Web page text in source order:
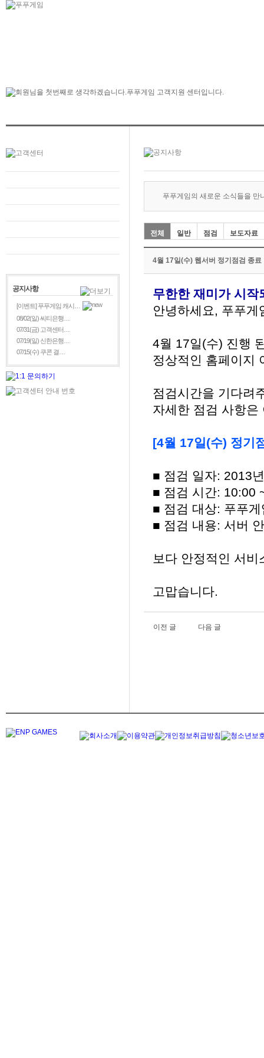
공지사항
[이벤트] 푸푸게임 캐시…
08/02(일) 씨티은행…
07/31(금) 고객센터…
07/19(일) 신한은행…
07/15(수) 쿠콘 결…
푸푸게임의 새로운 소식들을 만
전체 일반 점검 보도자료
4월 17일(수) 웹서버 정기점검 종료
무한한 재미가 시
안녕하세요, 푸푸
4월 17일(수) 진행
정상적인 홈페이지
점검시간을 기다려
자세한 점검 사항
[4월 17일(수) 정기
■ 점검 일자: 2013
■ 점검 시간: 10:00
■ 점검 대상: 푸푸
■ 점검 내용: 서버
보다 안정적인 서
고맙습니다.
이전 글 다음 글